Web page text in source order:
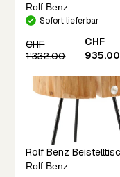
Rolf Benz
Sofort lieferbar
CHF
1'332.00
CHF
935.00
Rolf Benz
Rolf Benz